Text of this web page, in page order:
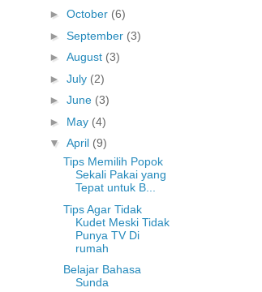
► October (6)
► September (3)
► August (3)
► July (2)
► June (3)
► May (4)
▼ April (9)
Tips Memilih Popok
Sekali Pakai yang
Tepat untuk B...
Tips Agar Tidak
Kudet Meski Tidak
Punya TV Di
rumah
Belajar Bahasa
Sunda